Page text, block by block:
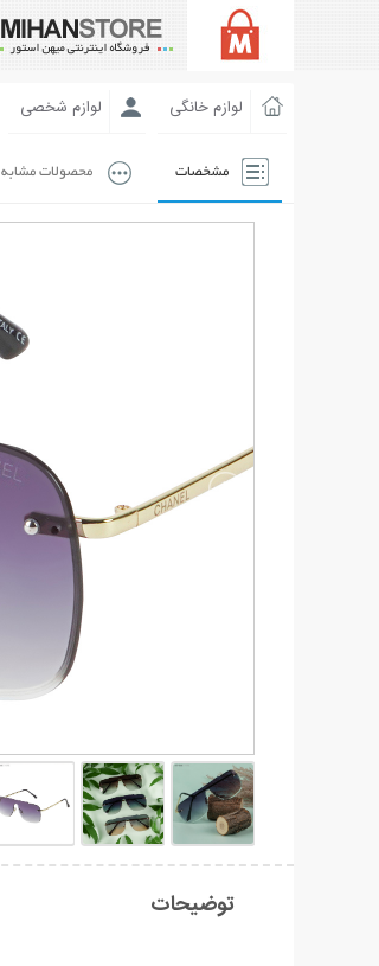
لوازم خانگی لوازم شخصی
مشخصات محصولات مشابه
توضیحات